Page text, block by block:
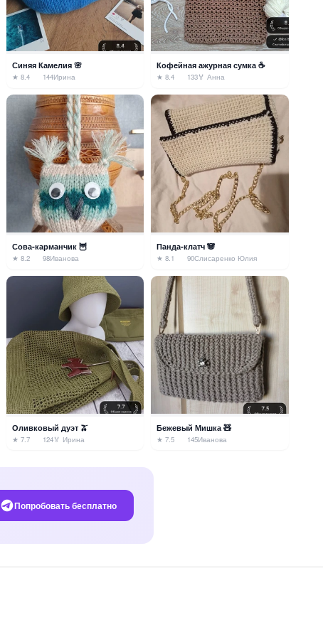
Синяя Камелия 🌸
★ 8.4 144Ирина
Кофейная ажурная сумка ☕️
★ 8.4 133🏅 Анна
Сова-карманчик 🦉
★ 8.2 98Иванова
Панда-клатч 🐼
★ 8.1 90Слисаренко Юлия
Оливковый дуэт 🫒
★ 7.7 124🏅 Ирина
Бежевый Мишка 🧸
★ 7.5 145Иванова
Попробовать бесплатно